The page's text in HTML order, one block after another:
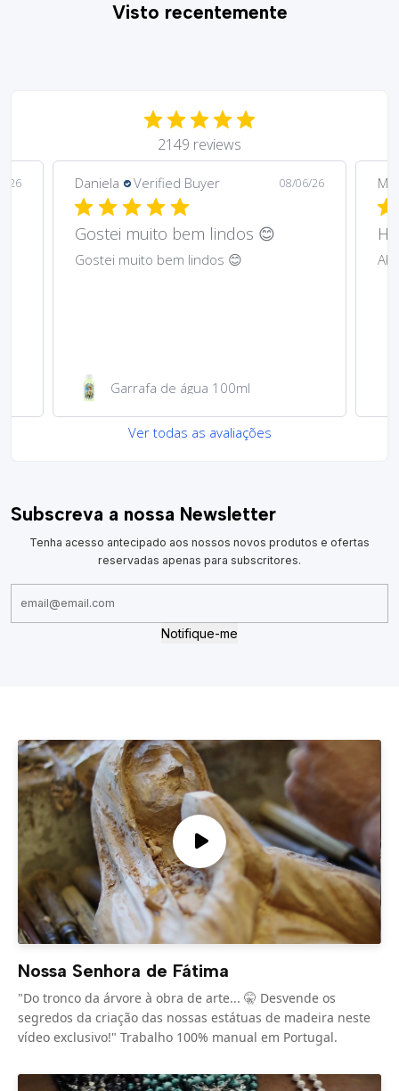
Visto recentemente
2149 reviews
26 Daniela Verified Buyer 08/06/26
Gostei muito bem lindos 😊
Gostei muito bem lindos 😊
Garrafa de água 100ml
Ver todas as avaliações
Subscreva a nossa Newsletter
Tenha acesso antecipado aos nossos novos produtos e ofertas
reservadas apenas para subscritores.
Notifique-me
Nossa Senhora de Fátima
"Do tronco da árvore à obra de arte... 🤫 Desvende os
segredos da criação das nossas estátuas de madeira neste
vídeo exclusivo!" Trabalho 100% manual em Portugal.